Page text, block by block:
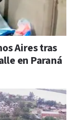
Aires tras
en Paraná